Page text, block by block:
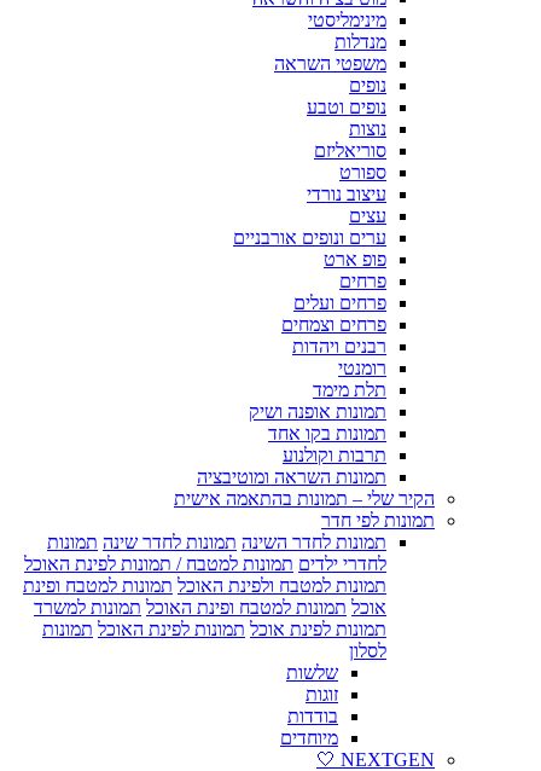
מינימליסטי
מנדלות
משפטי השראה
נופים
נופים וטבע
נוצות
סוריאליזם
ספורט
עיצוב נורדי
עצים
ערים ונופים אורבניים
פופ ארט
פרחים
פרחים ועלים
פרחים וצמחים
רבנים ויהדות
רומנטי
תלת מימד
תמונות אופנה ושיק
תמונות בקו אחד
תרבות וקולנוע
תמונות השראה ומוטיבציה
הקיר שלי – תמונות בהתאמה אישית
תמונות לפי חדר
תמונות לחדר השינה תמונות לחדר שינה תמונות
לחדרי ילדים תמונות למטבח / תמונות לפינת האוכל
תמונות למטבח ולפינת האוכל תמונות למטבח ופינת
אוכל תמונות למטבח ופינת האוכל תמונות למשרד
תמונות לפינת אוכל תמונות לפינת האוכל תמונות
לסלון
שלשות
זוגות
בודדות
מיוחדים
NEXTGEN 🤍